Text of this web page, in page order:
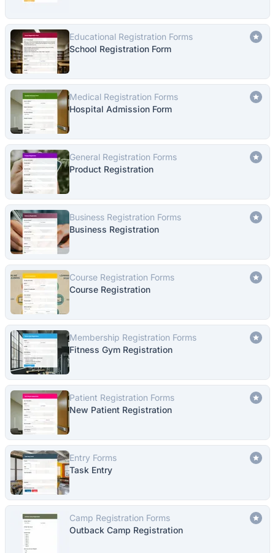
Educational Registration Forms
School Registration Form
Medical Registration Forms
Hospital Admission Form
General Registration Forms
Product Registration
Business Registration Forms
Business Registration
Course Registration Forms
Course Registration
Membership Registration Forms
Fitness Gym Registration
Patient Registration Forms
New Patient Registration
Entry Forms
Task Entry
Camp Registration Forms
Outback Camp Registration